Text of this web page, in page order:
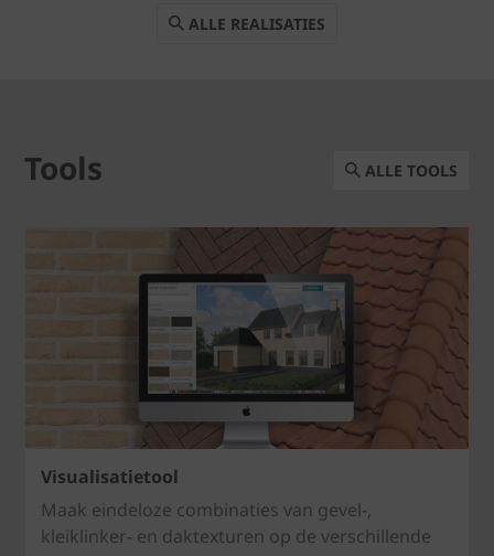
ALLE REALISATIES
Tools ALLE TOOLS
Visualisatietool
Maak eindeloze combinaties van gevel-,
kleiklinker- en daktexturen op de verschillende